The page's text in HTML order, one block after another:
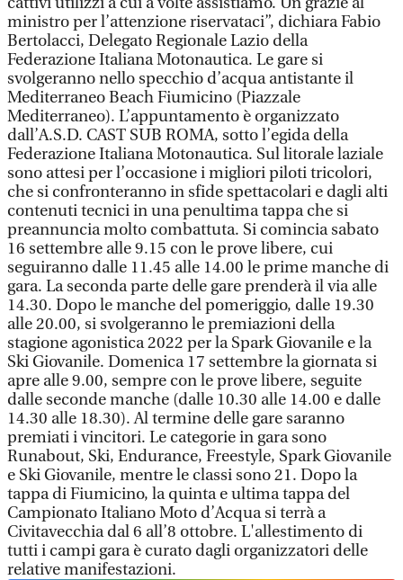
ministro per l’attenzione riservataci”, dichiara Fabio
Bertolacci, Delegato Regionale Lazio della
Federazione Italiana Motonautica. Le gare si
svolgeranno nello specchio d’acqua antistante il
Mediterraneo Beach Fiumicino (Piazzale
Mediterraneo). L’appuntamento è organizzato
dall’A.S.D. CAST SUB ROMA, sotto l’egida della
Federazione Italiana Motonautica. Sul litorale laziale
sono attesi per l’occasione i migliori piloti tricolori,
che si confronteranno in sfide spettacolari e dagli alti
contenuti tecnici in una penultima tappa che si
preannuncia molto combattuta. Si comincia sabato
16 settembre alle 9.15 con le prove libere, cui
seguiranno dalle 11.45 alle 14.00 le prime manche di
gara. La seconda parte delle gare prenderà il via alle
14.30. Dopo le manche del pomeriggio, dalle 19.30
alle 20.00, si svolgeranno le premiazioni della
stagione agonistica 2022 per la Spark Giovanile e la
Ski Giovanile. Domenica 17 settembre la giornata si
apre alle 9.00, sempre con le prove libere, seguite
dalle seconde manche (dalle 10.30 alle 14.00 e dalle
14.30 alle 18.30). Al termine delle gare saranno
premiati i vincitori. Le categorie in gara sono
Runabout, Ski, Endurance, Freestyle, Spark Giovanile
e Ski Giovanile, mentre le classi sono 21. Dopo la
tappa di Fiumicino, la quinta e ultima tappa del
Campionato Italiano Moto d’Acqua si terrà a
Civitavecchia dal 6 all’8 ottobre. L'allestimento di
tutti i campi gara è curato dagli organizzatori delle
relative manifestazioni.